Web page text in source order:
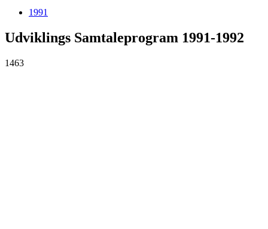
1991
Udviklings Samtaleprogram 1991-1992
1463